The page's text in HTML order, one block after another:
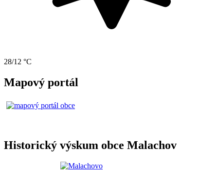
28/12 °C
Mapový portál
Historický výskum obce Malachov